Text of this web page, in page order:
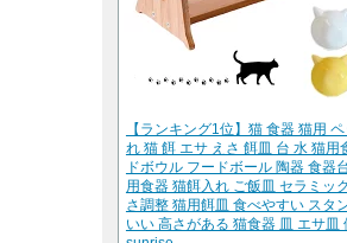
【ランキング1位】猫 食器 猫用
れ 猫 餌 エサ えさ 餌皿 台 水 猫用
ドボウル フードボール 陶器 食器
用食器 猫餌入れ ご飯皿 セラミッ
さ調整 猫用餌皿 食べやすい スタ
いい 高さがある 猫食器 皿 エサ皿